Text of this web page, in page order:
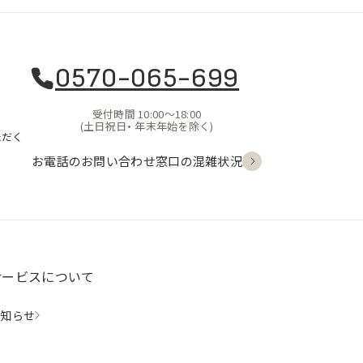
く
0570-065-699
受付時間 10:00〜18:00
(土日祝日・ 年末年始を除く)
お電話のお問い合わせ窓口の混雑状況
ビスについて
らせ